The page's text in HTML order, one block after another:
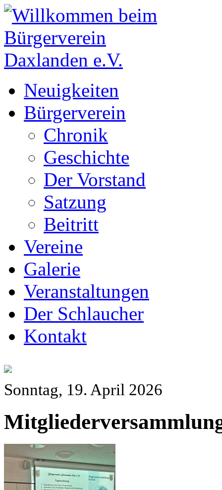
Neuigkeiten
Bürgerverein
Chronik
Geschichte
Der Vorstand
Satzung
Beitritt
Vereine
Galerie
Veranstaltungen
Der Schlaucher
Kontakt
Sonntag, 19. April 2026